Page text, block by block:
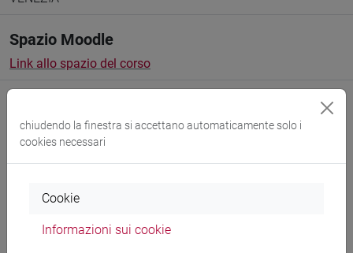
Spazio Moodle
Link allo spazio del corso
Programma
chiudendo la finestra si accettano automaticamente solo i
cookies necessari
Cookie
Informazioni sui cookie